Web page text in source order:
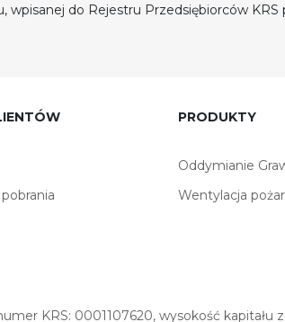
wpisanej do Rejestru Przedsiębiorców
PRODUKTY
Oddymianie
Wentylacja
KRS: 0001107620, wysokość kapitału